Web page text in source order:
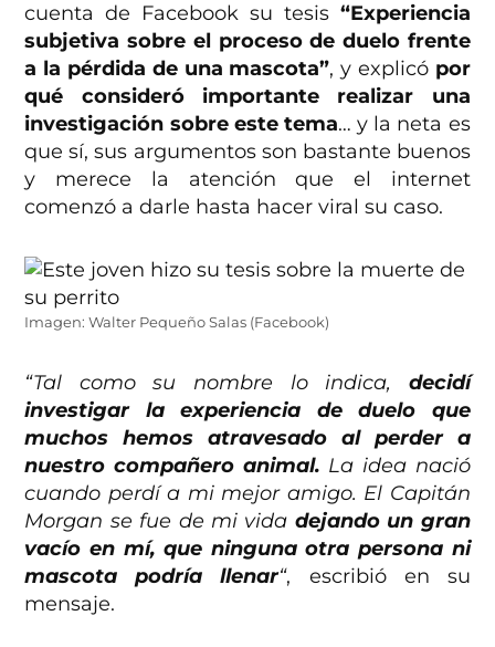
cuenta de Facebook su tesis “Experiencia
subjetiva sobre el proceso de duelo frente
a la pérdida de una mascota”, y explicó por
qué consideró importante realizar una
investigación sobre este tema… y la neta es
que sí, sus argumentos son bastante buenos
y merece la atención que el internet
comenzó a darle hasta hacer viral su caso.
Imagen: Walter Pequeño Salas (Facebook)
“Tal como su nombre lo indica, decidí
investigar la experiencia de duelo que
muchos hemos atravesado al perder a
nuestro compañero animal. La idea nació
cuando perdí a mi mejor amigo. El Capitán
Morgan se fue de mi vida dejando un gran
vacío en mí, que ninguna otra persona ni
mascota podría llenar“, escribió en su
mensaje.